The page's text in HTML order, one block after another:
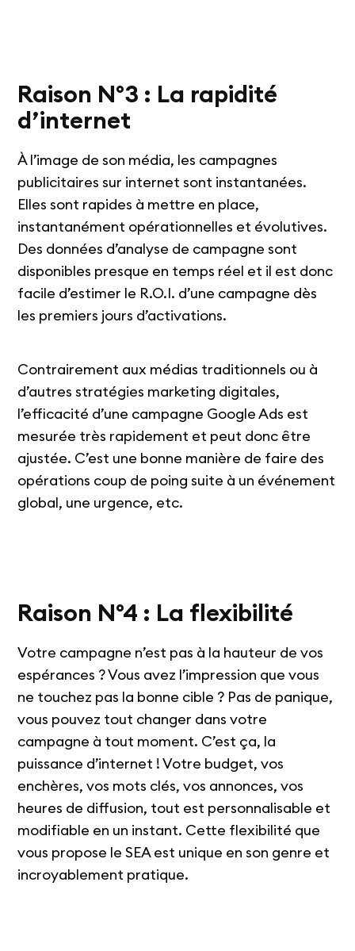
Raison N°3 : La rapidité
d’internet
À l’image de son média, les campagnes
publicitaires sur internet sont instantanées.
Elles sont rapides à mettre en place,
instantanément opérationnelles et évolutives.
Des données d’analyse de campagne sont
disponibles presque en temps réel et il est donc
facile d’estimer le R.O.I. d’une campagne dès
les premiers jours d’activations.
Contrairement aux médias traditionnels ou à
d’autres stratégies marketing digitales,
l’efficacité d’une campagne Google Ads est
mesurée très rapidement et peut donc être
ajustée. C’est une bonne manière de faire des
opérations coup de poing suite à un événement
global, une urgence, etc.
Raison N°4 : La flexibilité
Votre campagne n’est pas à la hauteur de vos
espérances ? Vous avez l’impression que vous
ne touchez pas la bonne cible ? Pas de panique,
vous pouvez tout changer dans votre
campagne à tout moment. C’est ça, la
puissance d’internet ! Votre budget, vos
enchères, vos mots clés, vos annonces, vos
heures de diffusion, tout est personnalisable et
modifiable en un instant. Cette flexibilité que
vous propose le SEA est unique en son genre et
incroyablement pratique.